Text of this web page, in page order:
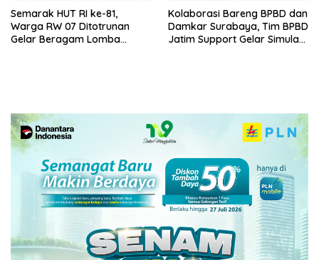
Semarak HUT RI ke-81,
Warga RW 07 Ditotrunan
Gelar Beragam Lomba
Kolaborasi Bareng BPBD dan
Damkar Surabaya, Tim BPBD
Jatim Support Gelar Simulasi